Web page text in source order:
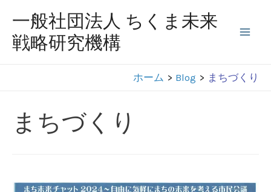
一般社団法人 ちくま未来
戦略研究機構
ホーム Blog まちづくり
まちづくり